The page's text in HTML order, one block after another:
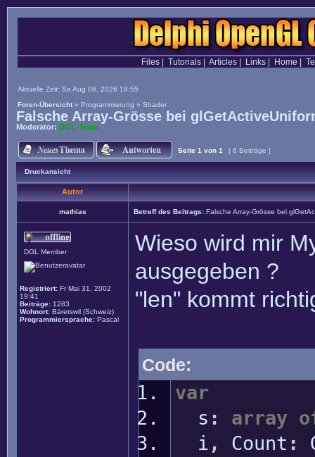
Files| Tutorials| Articles| Links| Home
Aktuelle Zeit: Sa Aug 08, 2026 18:55
Foren-Übersicht » Programmierung » Shader
Falsche Array-Grösse bei
Moderator: DGL-Team
Seite 1 von 1 [ 6 Beiträge ]
Druckansicht
Autor
mathias Betreff des Beitrags: Falsche Array-Grösse bei
DGL Member
Registriert: Fr Mai 31, 2002
19:41
Beiträge: 1283
Wohnort: Bäretswil (Schweiz)
Programmiersprache: Pascal
Wieso wird mir
ausgegeben ?
"len" kommt
Code:
var
s : array
i , Count :